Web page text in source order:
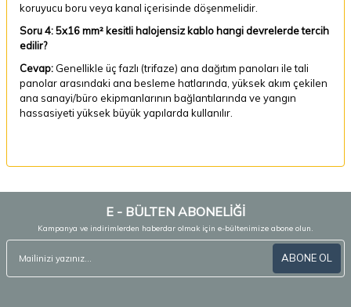
koruyucu boru veya kanal içerisinde döşenmelidir.
Soru 4: 5x16 mm² kesitli halojensiz kablo hangi devrelerde tercih
edilir?
Cevap: Genellikle üç fazlı (trifaze) ana dağıtım panoları ile tali
panolar arasındaki ana besleme hatlarında, yüksek akım çekilen
ana sanayi/büro ekipmanlarının bağlantılarında ve yangın
hassasiyeti yüksek büyük yapılarda kullanılır.
E - BÜLTEN ABONELİĞİ
Kampanya ve indirimlerden haberdar olmak için e-bültenimize abone olun.
ABONE OL